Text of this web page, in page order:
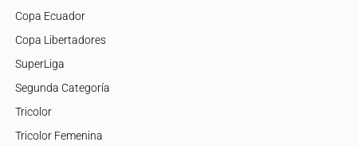
Copa Ecuador
Copa Libertadores
SuperLiga
Segunda Categoría
Tricolor
Tricolor Femenina